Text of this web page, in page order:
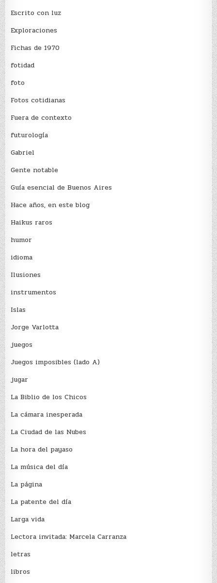
Escrito con luz
Exploraciones
Fichas de 1970
fotidad
foto
Fotos cotidianas
Fuera de contexto
futurología
Gabriel
Gente notable
Guía esencial de Buenos Aires
Hace años, en este blog
Haikus raros
humor
idioma
Ilusiones
instrumentos
Islas
Jorge Varlotta
juegos
Juegos imposibles (lado A)
jugar
La Biblio de los Chicos
La cámara inesperada
La Ciudad de las Nubes
La hora del payaso
La música del día
La página
La patente del día
Larga vida
Lectora invitada: Marcela Carranza
letras
libros